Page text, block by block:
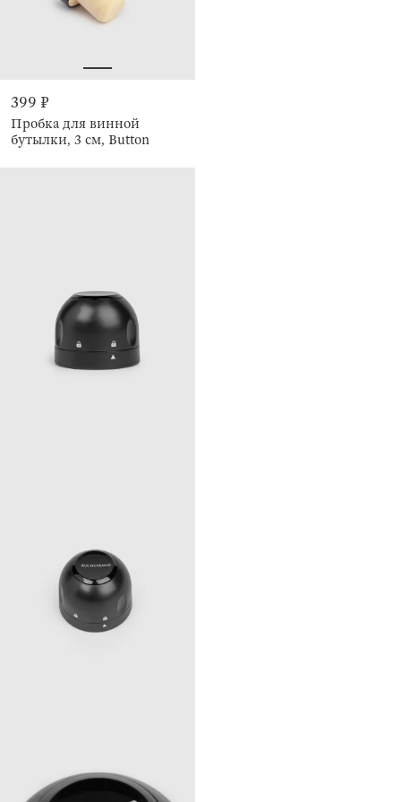
399 ₽
Пробка для винной
бутылки, 3 см, Button